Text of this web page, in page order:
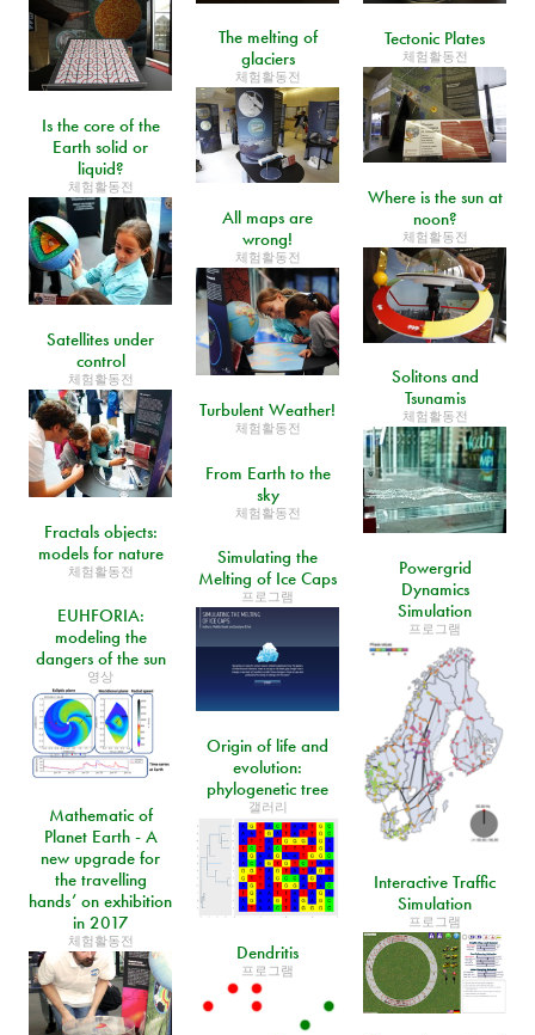
The melting of
glaciers
체험활동전
Tectonic Plates
체험활동전
Is the core of the
Earth solid or
liquid?
체험활동전
Where is the sun at
noon?
체험활동전
All maps are
wrong!
체험활동전
Satellites under
control
체험활동전
Solitons and
Tsunamis
체험활동전
Turbulent Weather!
체험활동전
From Earth to the
sky
체험활동전
Fractals objects:
models for nature
체험활동전
Simulating the
Melting of Ice Caps
프로그램
Powergrid
Dynamics
Simulation
프로그램
EUHFORIA:
modeling the
dangers of the sun
영상
Origin of life and
evolution:
phylogenetic tree
갤러리
Mathematic of
Planet Earth - A
new upgrade for
the travelling
hands’ on exhibition
in 2017
체험활동전
Interactive Traffic
Simulation
프로그램
Dendritis
프로그램